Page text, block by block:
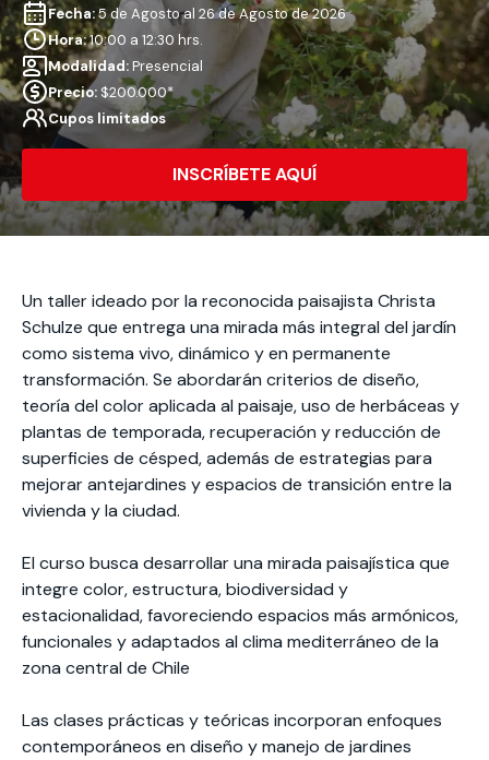
cursos
Especialidades y
estadías
Te puede
International
students
Facultades
interesar:
2025
vinculación con la
sociedad
Extensión Cultural
Te puede interesar:Filantropía y Donaciones
intercambio
Servicios y apoyos
Te puede
interesar:
Explora el campus
Uandes
Noticias
estudiantiles
Fecha:5 de Agosto al 26 de Agosto de 2026
Hora:10:00 a 12:30 hrs.
Modalidad:Presencial
Precio: $200.000*
Cupos limitados
INSCRÍBETE AQUÍ
Un taller ideado por la reconocida paisajista Christa
Schulze que entrega una mirada más integral del jardín
como sistema vivo, dinámico y en permanente
transformación. Se abordarán criterios de diseño,
teoría del color aplicada al paisaje, uso de herbáceas y
plantas de temporada, recuperación y reducción de
superficies de césped, además de estrategias para
mejorar antejardines y espacios de transición entre la
vivienda y la ciudad.
El curso busca desarrollar una mirada paisajística que
integre color, estructura, biodiversidad y
estacionalidad, favoreciendo espacios más armónicos,
funcionales y adaptados al clima mediterráneo de la
zona central de Chile
Las clases prácticas y teóricas incorporan enfoques
contemporáneos en diseño y manejo de jardines